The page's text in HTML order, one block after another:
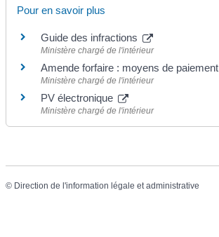
Pour en savoir plus
Guide des infractions
Ministère chargé de l'intérieur
Amende forfaire : moyens de paiement
Ministère chargé de l'intérieur
PV électronique
Ministère chargé de l'intérieur
© Direction de l'information légale et administrative